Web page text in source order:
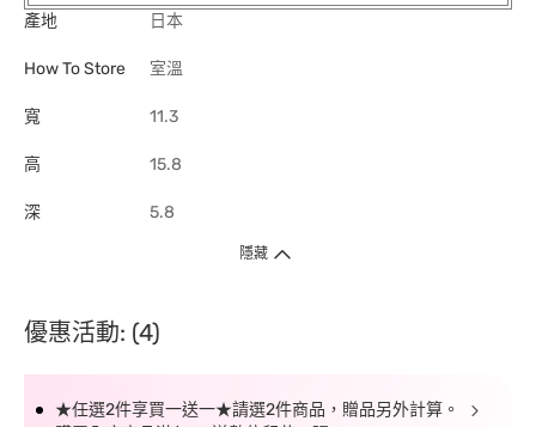
產地
日本
How To Store 室溫
寬 11.3
高 15.8
深 5.8
隱藏
優惠活動: (4)
★任選2件享買一送一★請選2件商品，贈品另外計算。